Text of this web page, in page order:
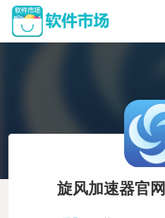
旋风加速器官